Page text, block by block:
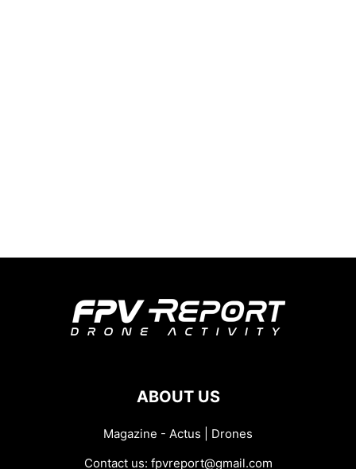
ABOUT US
Magazine - Actus | Drones
Contact us: fpvreport@gmail.com